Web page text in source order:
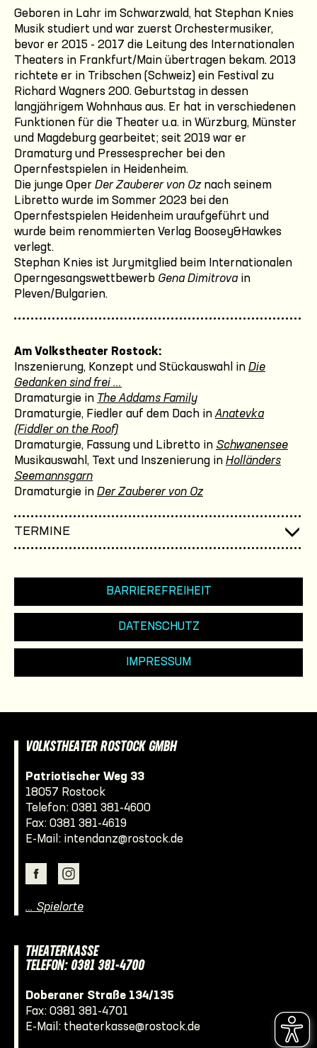
Geboren in Lahr im Schwarzwald, hat Stephan Knies
Musik studiert und war zuerst Orchestermusiker,
bevor er 2015 - 2017 die Leitung des Internationalen
Theaters in Frankfurt/Main übertragen bekam. 2013
richtete er in Tribschen (Schweiz) ein Festival zu
Richard Wagners 200. Geburtstag in dessen
langjährigem Wohnhaus aus. Er hat in verschiedenen
Funktionen für die Theater u.a. in Würzburg, Münster
und Magdeburg gearbeitet; seit 2019 war er
Dramaturg und Pressesprecher bei den
Opernfestspielen in Heidenheim.
Die junge Oper Der Zauberer von Oznach seinem
Libretto wurde im Sommer 2023 bei den
Opernfestspielen Heidenheim uraufgeführt und
wurde beim renommierten Verlag Boosey&Hawkes
verlegt.
Stephan Knies ist Jurymitglied beim Internationalen
Operngesangswettbewerb Gena Dimitrovain
Pleven/Bulgarien.
Am Volkstheater Rostock:
Inszenierung, Konzept und Stückauswahl in Die
Gedanken sind frei ...
Dramaturgie in The Addams Family
Dramaturgie, Fiedler auf dem Dach in Anatevka
(Fiddler on the Roof)
Dramaturgie, Fassung und Libretto in Schwanensee
Musikauswahl, Text und Inszenierung in Holländers
Seemannsgarn
Dramaturgie in Der Zauberer von Oz
TERMINE
BARRIEREFREIHEIT
DATENSCHUTZ
IMPRESSUM
VOLKSTHEATER ROSTOCK GMBH
Patriotischer Weg 33
18057 Rostock
Telefon: 0381 381-4600
Fax: 0381 381-4619
E-Mail: intendanz@rostock.de
… Spielorte
THEATERKASSE
TELEFON: 0381 381-4700
Doberaner Straße 134/135
Fax: 0381 381-4701
E-Mail: theaterkasse@rostock.de